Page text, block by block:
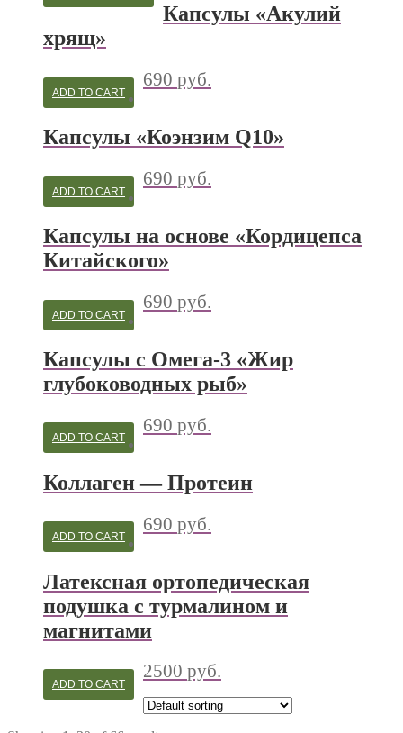
Капсулы «Акулий
хрящ»
690 руб.
ADD TO CART
Капсулы «Коэнзим Q10»
690 руб.
ADD TO CART
Капсулы на основе «Кордицепса
Китайского»
690 руб.
ADD TO CART
Капсулы с Омега-3 «Жир
глубоководных рыб»
690 руб.
ADD TO CART
Коллаген — Протеин
690 руб.
ADD TO CART
Латексная ортопедическая
подушка с турмалином и
магнитами
2500 руб.
ADD TO CART